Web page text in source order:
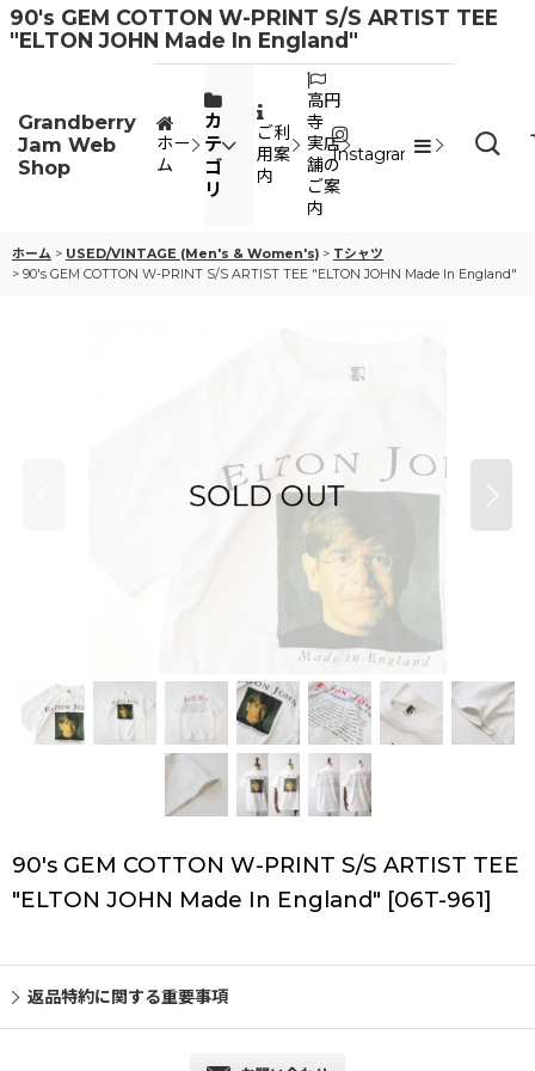
90's GEM COTTON W-PRINT S/S ARTIST TEE
"ELTON JOHN Made In England"
Grandberry
Jam Web
Shop
ホー
ム
カ
テ
ゴ
リ
ご利
用案
内
高円
寺
実店
舗の
ご案
内
Instagram
ホーム > USED/VINTAGE (Men's & Women's) > Tシャツ
> 90's GEM COTTON W-PRINT S/S ARTIST TEE "ELTON JOHN Made In England"
90's GEM COTTON W-PRINT S/S ARTIST TEE
"ELTON JOHN Made In England" [06T-961]
返品特約に関する重要事項